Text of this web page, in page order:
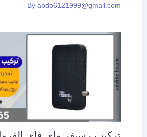
Byabdo6121999@gmail.com